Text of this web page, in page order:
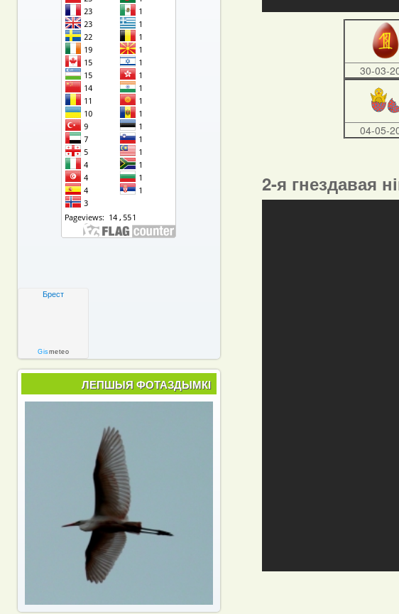
30-03-
04-05-
2-я гнездавая
Брест
Gismeteo
ЛЕПШЫЯ ФОТАЗДЫМКІ